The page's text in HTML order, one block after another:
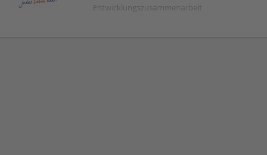
Entwicklungszusammenarbeit